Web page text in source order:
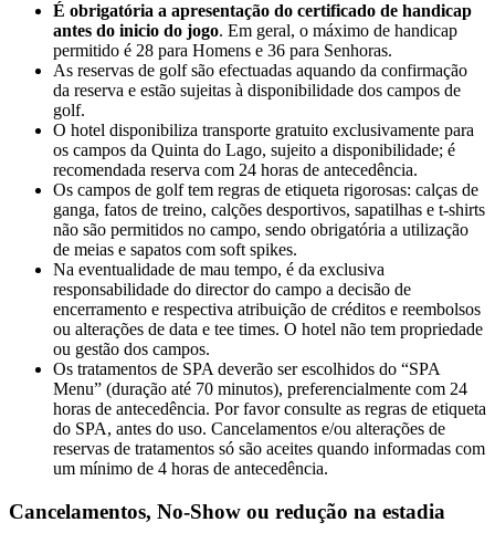
É obrigatória a apresentação do certificado de handicap
antes do inicio do jogo. Em geral, o máximo de handicap
permitido é 28 para Homens e 36 para Senhoras.
As reservas de golf são efectuadas aquando da confirmação
da reserva e estão sujeitas à disponibilidade dos campos de
golf.
O hotel disponibiliza transporte gratuito exclusivamente para
os campos da Quinta do Lago, sujeito a disponibilidade; é
recomendada reserva com 24 horas de antecedência.
Os campos de golf tem regras de etiqueta rigorosas: calças de
ganga, fatos de treino, calções desportivos, sapatilhas e t-shirts
não são permitidos no campo, sendo obrigatória a utilização
de meias e sapatos com soft spikes.
Na eventualidade de mau tempo, é da exclusiva
responsabilidade do director do campo a decisão de
encerramento e respectiva atribuição de créditos e reembolsos
ou alterações de data e tee times. O hotel não tem propriedade
ou gestão dos campos.
Os tratamentos de SPA deverão ser escolhidos do “SPA
Menu” (duração até 70 minutos), preferencialmente com 24
horas de antecedência. Por favor consulte as regras de etiqueta
do SPA, antes do uso. Cancelamentos e/ou alterações de
reservas de tratamentos só são aceites quando informadas com
um mínimo de 4 horas de antecedência.
Cancelamentos, No-Show ou redução na estadia